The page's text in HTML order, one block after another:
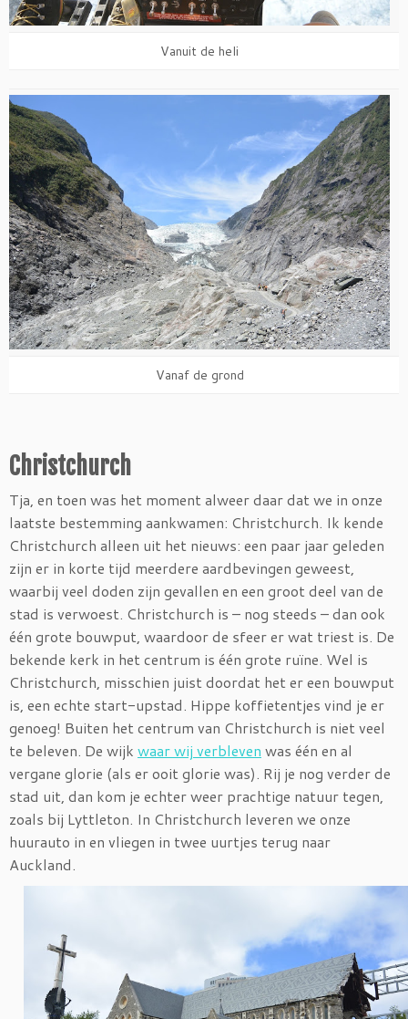
Vanuit de heli
Vanaf de grond
Christchurch
Tja, en toen was het moment alweer daar dat we in onze
laatste bestemming aankwamen: Christchurch. Ik kende
Christchurch alleen uit het nieuws: een paar jaar geleden
zijn er in korte tijd meerdere aardbevingen geweest,
waarbij veel doden zijn gevallen en een groot deel van de
stad is verwoest. Christchurch is – nog steeds – dan ook
één grote bouwput, waardoor de sfeer er wat triest is. De
bekende kerk in het centrum is één grote ruïne. Wel is
Christchurch, misschien juist doordat het er een bouwput
is, een echte start-upstad. Hippe koffietentjes vind je er
genoeg! Buiten het centrum van Christchurch is niet veel
te beleven. De wijk waar wij verbleven was één en al
vergane glorie (als er ooit glorie was). Rij je nog verder de
stad uit, dan kom je echter weer prachtige natuur tegen,
zoals bij Lyttleton. In Christchurch leveren we onze
huurauto in en vliegen in twee uurtjes terug naar
Auckland.